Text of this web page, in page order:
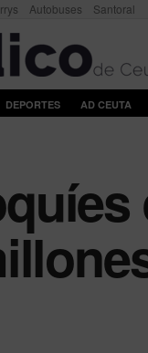
Autobuses Santoral
DEPORTES AD CEUTA